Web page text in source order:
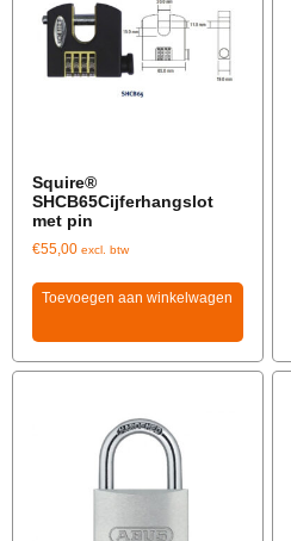
Squire®
SHCB65Cijferhangslot
met pin
€55,00 excl. btw
Toevoegen aan winkelwagen